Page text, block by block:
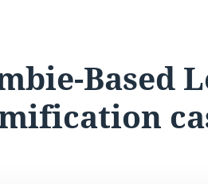
Based